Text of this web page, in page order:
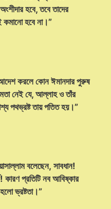
হবে, তবে তাদের
কমানো হবে না।”
করলে কোন ঈমানদার পুরুষ
নেই যে, আল্লাহ ও তাঁর
পথভ্রষ্ট তায় পতিত হয়।”
বলেছেন, সাবধান!
কারণ প্রতিটি নব আবিষ্কার
ভ্রষ্টতা।”